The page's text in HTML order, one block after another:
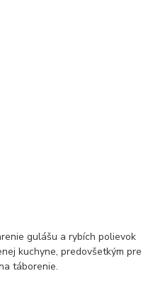
gulášu a rybích polievok
kuchyne, predovšetkým pre
táborenie.